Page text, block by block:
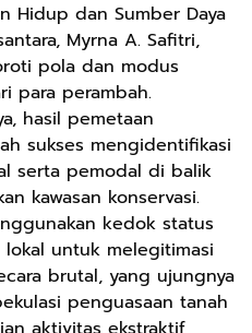
Hidup dan Sumber Daya
Myrna A. Safitri,
pola dan modus
para perambah.
hasil pemetaan
sukses mengidentifikasi
serta pemodal di balik
kawasan konservasi.
kedok status
untuk melegitimasi
brutal, yang ujungnya
penguasaan tanah